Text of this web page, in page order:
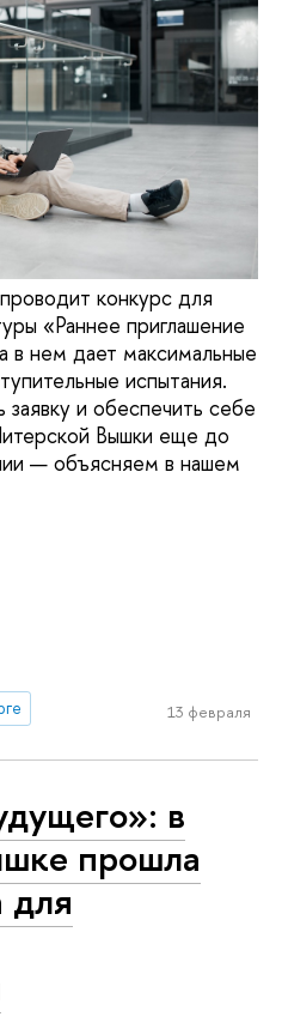
конкурс для
«Раннее приглашение
нем дает максимальные
испытания.
и обеспечить себе
Вышки еще до
— объясняем в нашем
13 февраля
в
прошла
для